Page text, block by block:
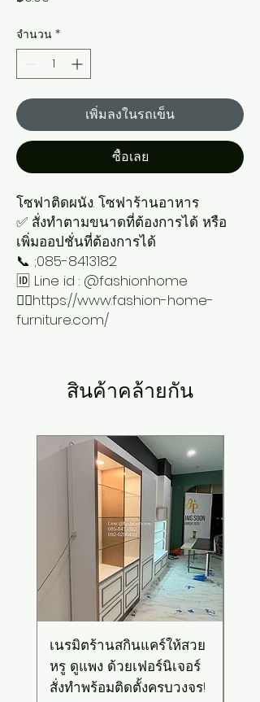
จำนวน *
เพิ่มลงในรถเข็น
ซื้อเลย
โซฟาติดผนัง. โซฟาร้านอาหาร
✅ สั่งทำตามขนาดที่ต้องการได้ หรือ
เพิ่มออปชั่นที่ต้องการได้
📞 ;085-8413182
🆔 Line id : @fashionhome
👉🏻https://www.fashion-home-
furniture.com/
สินค้าคล้ายกัน
เนรมิตร้านสกินแคร์ให้สวย
หรู ดูแพง ด้วยเฟอร์นิเจอร์
สั่งทำพร้อมติดตั้งครบวงจร!